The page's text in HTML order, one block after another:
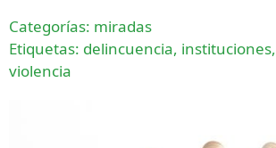
Categorías: miradas
Etiquetas: delincuencia, instituciones,
violencia